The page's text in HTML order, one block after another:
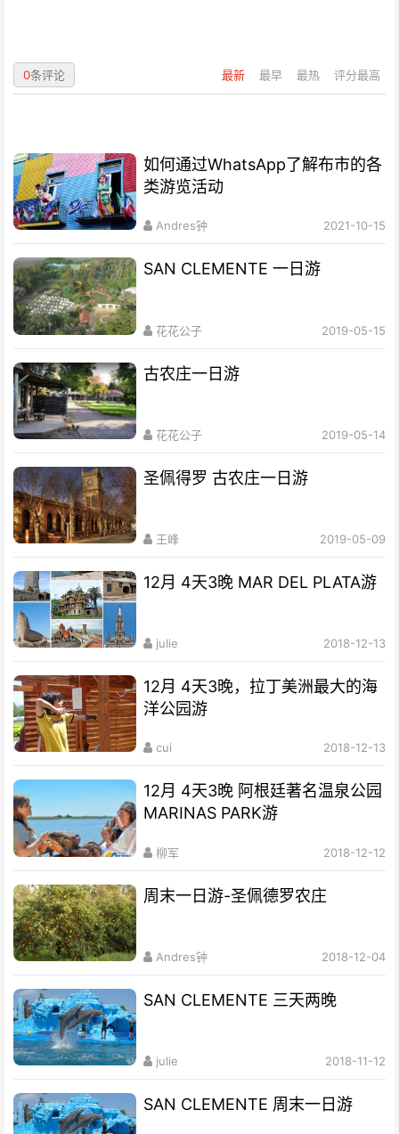
最新 最早 最热 评分最高
0条评论
如何通过WhatsApp了解布市的各
类游览活动
Andres钟 2021-10-15
SAN CLEMENTE 一日游
花花公子 2019-05-15
古农庄一日游
花花公子 2019-05-14
圣佩得罗 古农庄一日游
王峰 2019-05-09
12月 4天3晚 MAR DEL PLATA游
julie 2018-12-13
12月 4天3晚，拉丁美洲最大的海
洋公园游
cui 2018-12-13
12月 4天3晚 阿根廷著名温泉公园
MARINAS PARK游
柳军 2018-12-12
周末一日游-圣佩德罗农庄
Andres钟 2018-12-04
SAN CLEMENTE 三天两晚
julie 2018-11-12
SAN CLEMENTE 周末一日游